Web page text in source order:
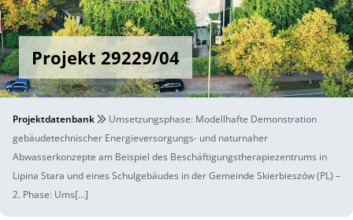
Projekt 29229/04
Projektdatenbank
Umsetzungsphase: Modellhafte Demonstration
gebäudetechnischer Energieversorgungs- und naturnaher
Abwasserkonzepte am Beispiel des Beschäftigungstherapiezentrums in
Lipina Stara und eines Schulgebäudes in der Gemeinde Skierbieszów (PL) –
2. Phase: Ums[…]